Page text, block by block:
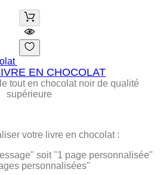
EN CHOCOLAT
tout en chocolat noir de qualité
supérieure
votre livre en chocolat :
soit "1 page personnalisée"
personnalisées"